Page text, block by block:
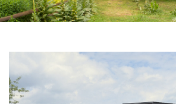
MEALS
CONTACT
NOWINKI